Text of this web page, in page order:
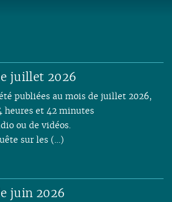
juillet 2026
publiées au mois de juillet 2026,
heures et 42 minutes
ou de vidéos.
sur les (…)
juin 2026